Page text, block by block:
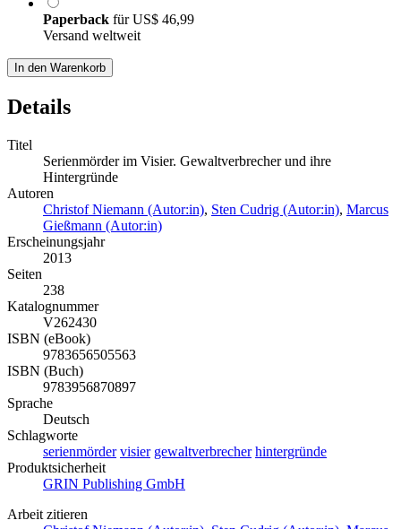
Paperback fürUS$ 46,99
Versand weltweit
In den Warenkorb
Details
Titel
Serienmörder im Visier. Gewaltverbrecher und ihre
Hintergründe
Autoren
Christof Niemann (Autor:in), Sten Cudrig (Autor:in), Marcus
Gießmann (Autor:in)
Erscheinungsjahr
2013
Seiten
238
Katalognummer
V262430
ISBN (eBook)
9783656505563
ISBN (Buch)
9783956870897
Sprache
Deutsch
Schlagworte
serienmörder visier gewaltverbrecher hintergründe
Produktsicherheit
GRIN Publishing GmbH
Arbeit zitieren